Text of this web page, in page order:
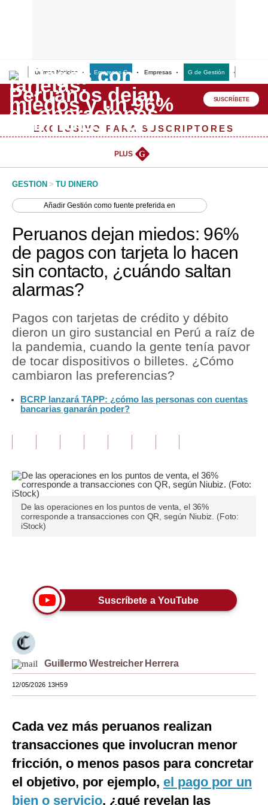
Últimas Noticias Empresas G Empresas G de Gestión
Lo último
Peru Quiosco
Management & Empleo
Perú
Política
Tu Dinero
Finanzas Personales
Inmobiliarias
Plus G
Editorial
Pregunta de hoy
Tendencias
Lujo
Viajes
Mundo
México
España
Internacional
Tecnología
Club del Suscriptor
Mix
G de Gestión
SUSCRÍBETE
EXCLUSIVO PARA SUSCRIPTORES
PLUS G
GESTION > TU DINERO
AñadirGestión como fuente preferida en
Peruanos dejan miedos: 96%
de pagos con tarjeta lo hacen
sin contacto, ¿cuándo saltan
alarmas?
Pagos con tarjetas de crédito y débito
dieron un giro sustancial en Perú a raíz de
la pandemia, cuando la gente tenía pavor
de tocar dispositivos o billetes. ¿Cómo
cambiaron las preferencias?
BCRP lanzará TAPP: ¿cómo las personas con cuentas
bancarias ganarán poder?
De las operaciones en los puntos de venta, el 36%
corresponde a transacciones con QR, según Niubiz. (Foto:
iStock)
Suscríbete a YouTube
Guillermo Westreicher Herrera
12/05/2026 13H59
Cada vez más peruanos realizan
transacciones que involucran menor
fricción, o menos pasos para concretar
el objetivo, por ejemplo, el pago por un
bien o servicio, ¿qué revelan las